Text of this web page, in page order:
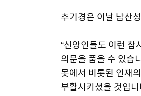
추기경은 이날 남산
“신앙인들도 이런 참
의문을 품을 수 있습
못에서 비롯된 인재
부활시키셨을 것입니